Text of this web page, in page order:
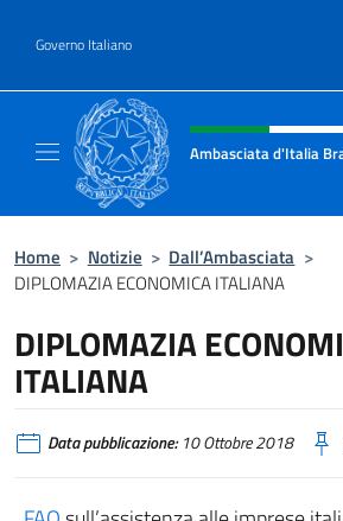
Governo Italiano
Intestazione sito,
Ambasciata d'Italia
Home > Notizie > Dall’Ambasciata >
DIPLOMAZIA ECONOMICA ITALIANA
DIPLOMAZIA
ITALIANA
Data pubblicazione:10 Ottobre 2018